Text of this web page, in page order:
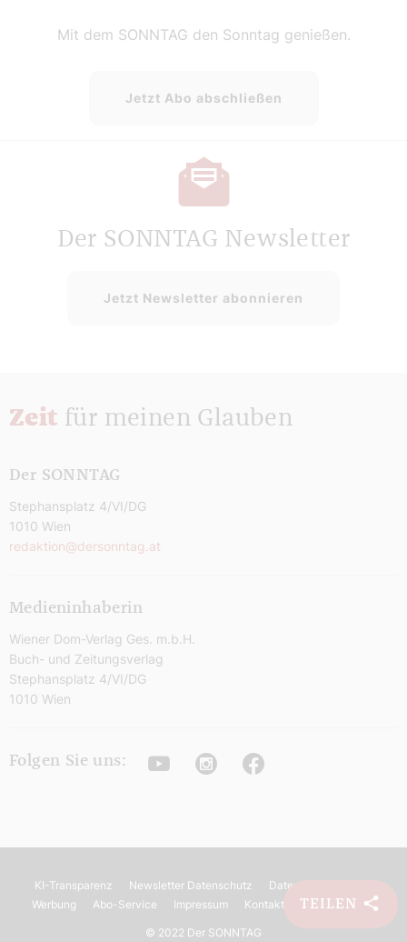
TEILEN
Mit dem SONNTAG den Sonntag genießen.
Jetzt Abo abschließen
Der SONNTAG Newsletter
Jetzt Newsletter abonnieren
Zeit für meinen Glauben
Der SONNTAG
Stephansplatz 4/VI/DG
1010 Wien
redaktion@dersonntag.at
Medieninhaberin
Wiener Dom-Verlag Ges. m.b.H.
Buch- und Zeitungsverlag
Stephansplatz 4/VI/DG
1010 Wien
Folgen Sie uns: YoutubeInstagramFacebook
KI-Transparenz Newsletter Datenschutz Datenschutz
Werbung
Abo-Service Impressum Kontakt Barrierefreiheit
© 2022 Der SONNTAG